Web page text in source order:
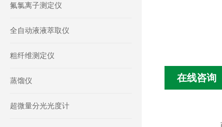
在线咨询
氟氯离子测定仪
全自动液液萃取仪
粗纤维测定仪
蒸馏仪
超微量分光光度计